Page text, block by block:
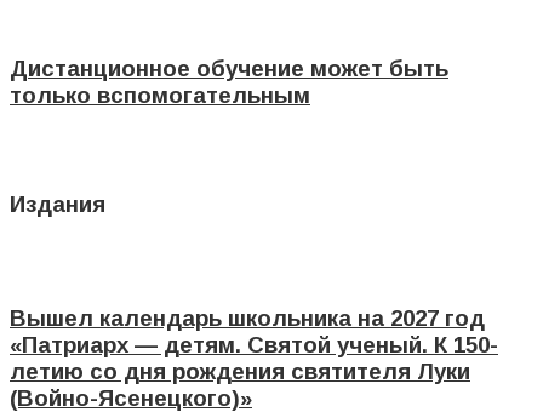
Дистанционное обучение может быть
только вспомогательным
Издания
Вышел календарь школьника на 2027 год
«Патриарх — детям. Святой ученый. К 150-
летию со дня рождения святителя Луки
(Войно-Ясенецкого)»